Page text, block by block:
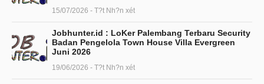
15/07/2026 - T?t Nh?n xét
Jobhunter.id : LoKer Palembang Terbaru Security
Badan Pengelola Town House Villa Evergreen
Juni 2026
19/06/2026 - T?t Nh?n xét